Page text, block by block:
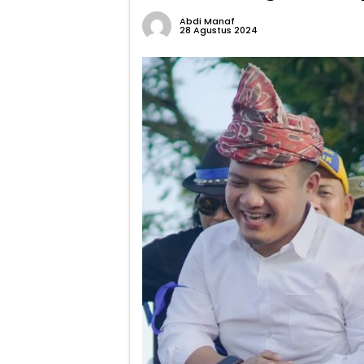
Abdi Manaf
28 Agustus 2024